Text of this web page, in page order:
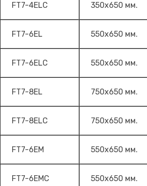
FT7-4ELC 350х650 мм.
FT7-6EL 550х650 мм.
FT7-6ELC 550х650 мм.
FT7-8EL 750х650 мм.
FT7-8ELC 750х650 мм.
FT7-6EM 550х650 мм.
FT7-6EMC 550х650 мм.